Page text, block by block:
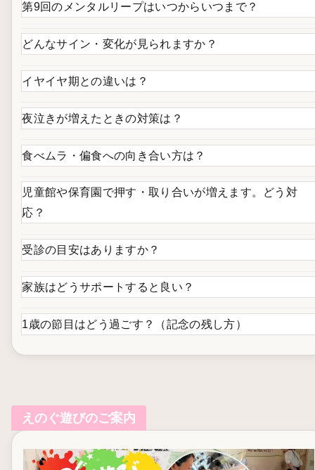
第9回のメンタルリープはいつからいつまで？
どんなサイン・変化が見られますか？
イヤイヤ期との違いは？
夜泣きが増えたときの対策は？
食べムラ・偏食への向き合い方は？
児童館や保育園で押す・取り合いが増えます。どう対
応？
受診の目安はありますか？
家族はどうサポートすると良い？
1歳の節目はどう過ごす？（記念の残し方）
えのぐ遊びのご案内